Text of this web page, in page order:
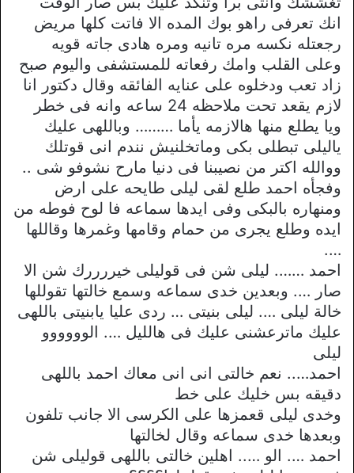
انك تعرفى راهو بوك المده الا فاتت كلها مريض
رجعتله نكسه مره تانيه ومره هادى جاته قويه
وعلى القلب وامك رفعاته للمستشفى واليوم صبح
زاد تعب ودخلوه على عنايه الفائقه وقال دكتور انا
لازم يقعد تحت ملاحظه 24 ساعه وانه فى خطر
ويا يطلع منها هالازمه يأما ……… وباللهى عليك
ياليلى تبطلى بكى وماتخلنيش نندم انى قوتلك
ووالله اكتر من نصيبنا فى دنيا مارح نشوفو شى ..
وفجأه احمد طلع لقى ليلى طايحه على ارض
ومنهاره بالبكى وفى ايدها سماعه فا لوح فوطه من
ايده وطلع يجرى من حمام وقامها وغمرها وقاللها
….
احمد ……. ليلى شن فى قوليلى خيررررك شن الا
صار …. وبعدين خدى سماعه وسمع خالتها تقوللها
خالة ليلى …. ليلى بنيتى … ردى عليا يابنيتى باللهى
عليك ماترعشنى عليك فى هالليل …. الوووووو
ليلى
احمد….. نعم خالتى انى انى معاك احمد باللهى
دقيقه بس خليك على خط
وخدى ليلى قعمزها على الكرسى الا جانب تلفون
وبعدها خدى سماعه وقال لخالتها
احمد …. الو ….. اهلين خالتى باللهى قوليلى شن